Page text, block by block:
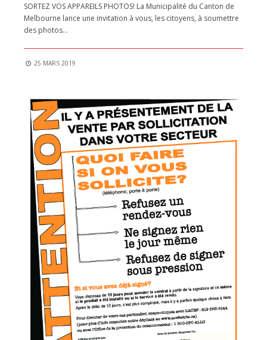
SORTEZ VOS APPAREILS PHOTOS! La Municipalité du Canton de
Melbourne lance une invitation à vous, les citoyens, à soumettre
des photos...
25 MARS 2019